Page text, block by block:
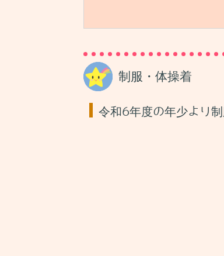
制服・体操着
令和6年度の年少より